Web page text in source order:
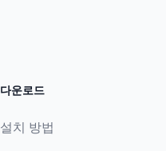
다운로드
설치 방법